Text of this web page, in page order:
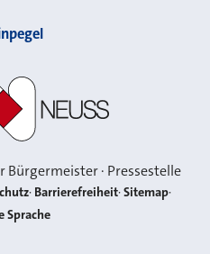
Bürgermeister · Pressestelle
Barrierefreiheit Sitemap
Sprache